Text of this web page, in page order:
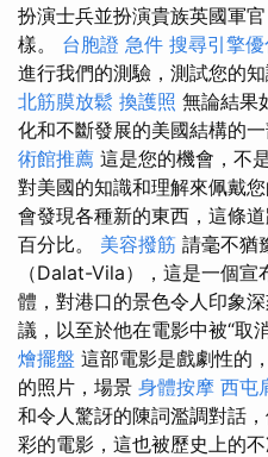
扮演士兵並扮演貴族英國軍
樣。 台胞證 急件 搜尋引擎
進行我們的測驗，測試您的
北筋膜放鬆 換護照 無論結果
化和不斷發展的美國結構的一
術館推薦 這是您的機會，不
對美國的知識和理解來佩戴您
會發現各種新的東西，這條
百分比。 美容撥筋 請毫不猶
（Dalat-Vila），這是一個
體，對港口的景色令人印象
議，以至於他在電影中被“取
燴擺盤 這部電影是戲劇性的
的照片，場景 身體按摩 西屯
和令人驚訝的陳詞濫調對話
彩的電影，這也被歷史上的